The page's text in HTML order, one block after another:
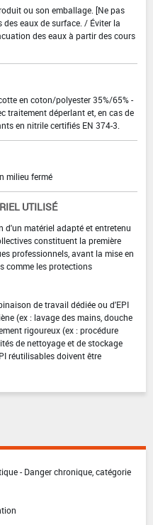
ou son emballage. [Ne pas
eaux de surface. / Éviter la
des eaux à partir des cours
en coton/polyester 35%/65% -
traitement déperlant et, en cas de
en nitrile certifiés EN 374-3.
milieu fermé
UTILISÉ
d'un matériel adapté et entretenu
constituent la première
professionnels, avant la mise en
comme les protections
de travail dédiée ou d'EPI
(ex : lavage des mains, douche
rigoureux (ex : procédure
de nettoyage et de stockage
réutilisables doivent être
- Danger chronique, catégorie